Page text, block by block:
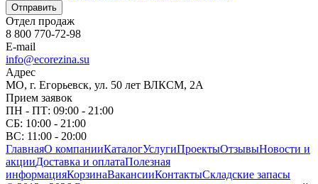
Отправить
Отдел продаж
8 800 770-72-98
E-mail
info@ecorezina.su
Адрес
МО, г. Егорьевск, ул. 50 лет ВЛКСМ, 2А
Прием заявок
ПН - ПТ: 09:00 - 21:00
СБ: 10:00 - 21:00
ВС: 11:00 - 20:00
ГлавнаяО компанииКаталогУслугиПроектыОтзывыНовости и
акцииДоставка и оплатаПолезная
информацияКорзинаВакансииКонтактыСкладские запасы